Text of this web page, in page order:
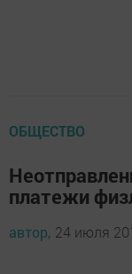
ОБЩЕСТВО
платежи
автор, 24 июля